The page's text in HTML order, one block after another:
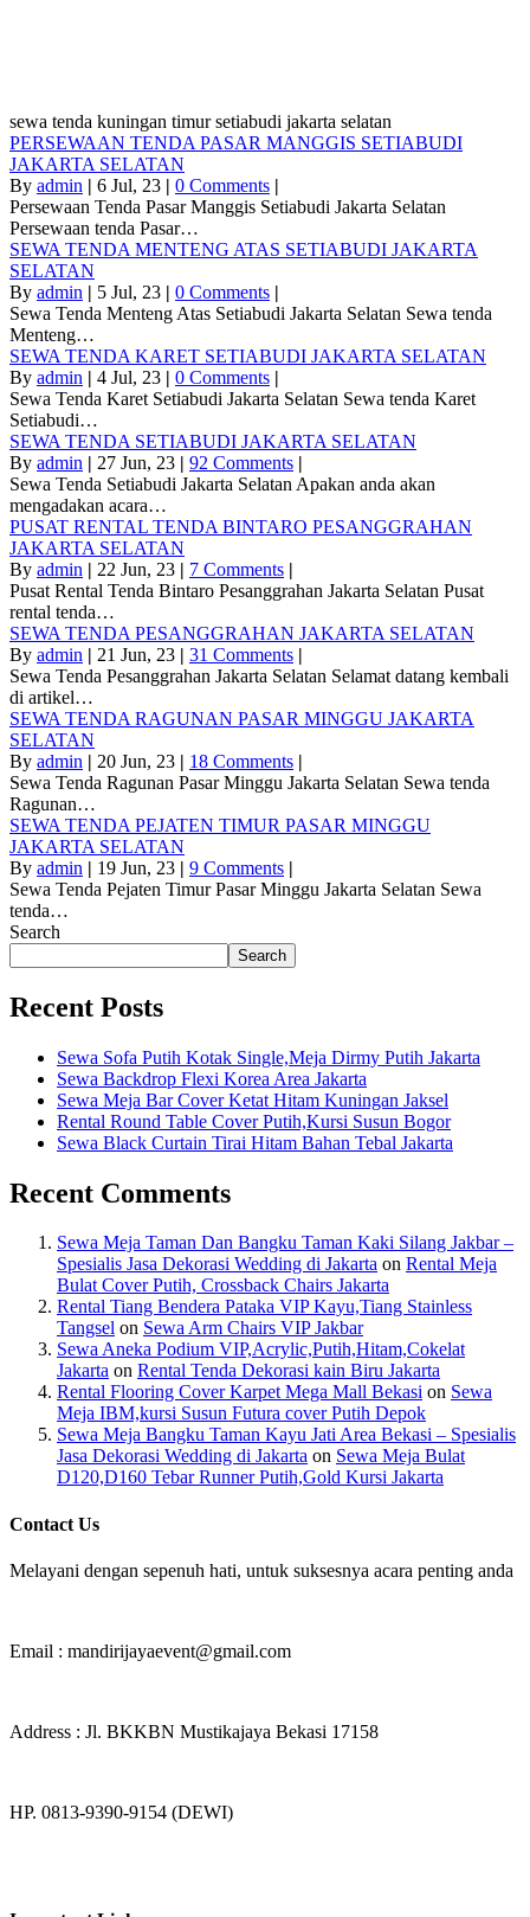
sewa tenda kuningan timur setiabudi jakarta selatan
PERSEWAAN TENDA PASAR MANGGIS SETIABUDI
JAKARTA SELATAN
By admin | 6 Jul, 23 | 0 Comments |
Persewaan Tenda Pasar Manggis Setiabudi Jakarta Selatan
Persewaan tenda Pasar…
SEWA TENDA MENTENG ATAS SETIABUDI JAKARTA
SELATAN
By admin | 5 Jul, 23 | 0 Comments |
Sewa Tenda Menteng Atas Setiabudi Jakarta Selatan Sewa tenda
Menteng…
SEWA TENDA KARET SETIABUDI JAKARTA SELATAN
By admin | 4 Jul, 23 | 0 Comments |
Sewa Tenda Karet Setiabudi Jakarta Selatan Sewa tenda Karet
Setiabudi…
SEWA TENDA SETIABUDI JAKARTA SELATAN
By admin | 27 Jun, 23 | 92 Comments |
Sewa Tenda Setiabudi Jakarta Selatan Apakan anda akan
mengadakan acara…
PUSAT RENTAL TENDA BINTARO PESANGGRAHAN
JAKARTA SELATAN
By admin | 22 Jun, 23 | 7 Comments |
Pusat Rental Tenda Bintaro Pesanggrahan Jakarta Selatan Pusat
rental tenda…
SEWA TENDA PESANGGRAHAN JAKARTA SELATAN
By admin | 21 Jun, 23 | 31 Comments |
Sewa Tenda Pesanggrahan Jakarta Selatan Selamat datang kembali
di artikel…
SEWA TENDA RAGUNAN PASAR MINGGU JAKARTA
SELATAN
By admin | 20 Jun, 23 | 18 Comments |
Sewa Tenda Ragunan Pasar Minggu Jakarta Selatan Sewa tenda
Ragunan…
SEWA TENDA PEJATEN TIMUR PASAR MINGGU
JAKARTA SELATAN
By admin | 19 Jun, 23 | 9 Comments |
Sewa Tenda Pejaten Timur Pasar Minggu Jakarta Selatan Sewa
tenda…
Search
Search
Recent Posts
Sewa Sofa Putih Kotak Single,Meja Dirmy Putih Jakarta
Sewa Backdrop Flexi Korea Area Jakarta
Sewa Meja Bar Cover Ketat Hitam Kuningan Jaksel
Rental Round Table Cover Putih,Kursi Susun Bogor
Sewa Black Curtain Tirai Hitam Bahan Tebal Jakarta
Recent Comments
Sewa Meja Taman Dan Bangku Taman Kaki Silang Jakbar –
Spesialis Jasa Dekorasi Wedding di Jakarta on Rental Meja
Bulat Cover Putih, Crossback Chairs Jakarta
Rental Tiang Bendera Pataka VIP Kayu,Tiang Stainless
Tangsel on Sewa Arm Chairs VIP Jakbar
Sewa Aneka Podium VIP,Acrylic,Putih,Hitam,Cokelat
Jakarta on Rental Tenda Dekorasi kain Biru Jakarta
Rental Flooring Cover Karpet Mega Mall Bekasi on Sewa
Meja IBM,kursi Susun Futura cover Putih Depok
Sewa Meja Bangku Taman Kayu Jati Area Bekasi – Spesialis
Jasa Dekorasi Wedding di Jakarta on Sewa Meja Bulat
D120,D160 Tebar Runner Putih,Gold Kursi Jakarta
Contact Us
Melayani dengan sepenuh hati, untuk suksesnya acara penting anda
Email : mandirijayaevent@gmail.com
Address : Jl. BKKBN Mustikajaya Bekasi 17158
HP. 0813-9390-9154 (DEWI)